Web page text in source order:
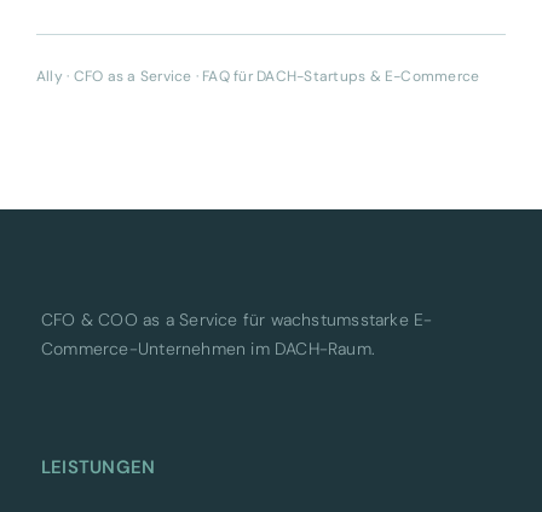
Ally · CFO as a Service · FAQ für DACH-Startups & E-Commerce
CFO & COO as a Service für wachstumsstarke E-
Commerce-Unternehmen im DACH-Raum.
LEISTUNGEN